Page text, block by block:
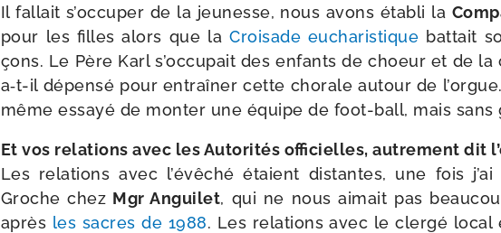
Il fal­lait s’occuper de la jeu­nesse, nous avons éta­bli la
pour les filles alors que laCroisade eucha­ris­tique bat­tait
çons. Le Père Karl s’occupait des enfants de choeur et de
a‑t-​il dépen­sé pour entraî­ner cette cho­rale autour de
même essayé de mon­ter une équipe de foot-​ball, mais sans
Et vos rela­tions avec les Autorités offi­cielles, autre­ment dit
Les rela­tions avec l’évêché étaient dis­tantes, une fois
Groche chez Mgr Anguilet, qui ne nous aimait pas
après les sacres de 1988. Les rela­tions avec le cler­gé local